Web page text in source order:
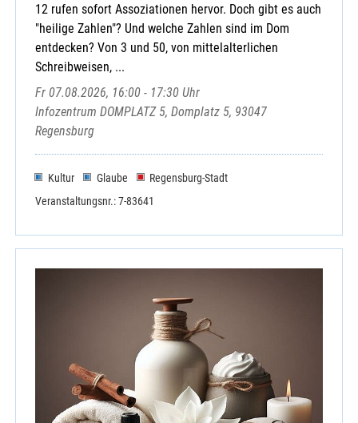
12 rufen sofort Assoziationen hervor. Doch gibt es auch
"heilige Zahlen"? Und welche Zahlen sind im Dom
entdecken? Von 3 und 50, von mittelalterlichen
Schreibweisen, ...
Fr 07.08.2026, 16:00 - 17:30 Uhr
Infozentrum DOMPLATZ 5, Domplatz 5, 93047
Regensburg
Kultur Glaube
Regensburg-Stadt
Veranstaltungsnr.: 7-83641